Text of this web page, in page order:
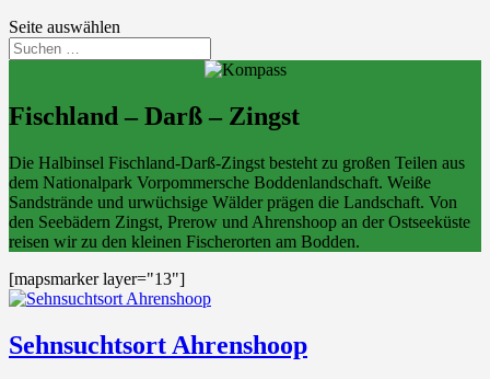
Seite auswählen
Fischland – Darß – Zingst
Die Halbinsel Fischland-Darß-Zingst besteht zu großen Teilen aus
dem Nationalpark Vorpommersche Boddenlandschaft. Weiße
Sandstrände und urwüchsige Wälder prägen die Landschaft. Von
den Seebädern Zingst, Prerow und Ahrenshoop an der Ostseeküste
reisen wir zu den kleinen Fischerorten am Bodden.
[mapsmarker layer="13"]
Sehnsuchtsort Ahrenshoop